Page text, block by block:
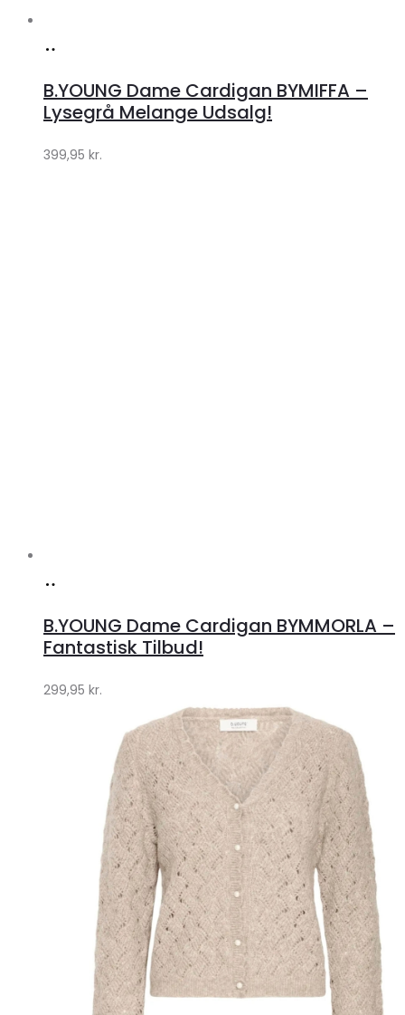
Klædeskabet.dk
B.YOUNG Dame Cardigan BYMIFFA –
Lysegrå Melange Udsalg!
399,95 kr.
Klædeskabet.dk
B.YOUNG Dame Cardigan BYMMORLA –
Fantastisk Tilbud!
299,95 kr.